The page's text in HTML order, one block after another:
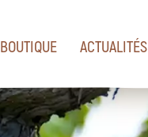
BOUTIQUE ACTUALITÉS